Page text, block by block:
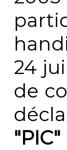
24
de
"PIC"